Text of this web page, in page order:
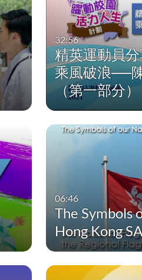
32:56
精英運動員
乘風破浪──
（第一部分）
06:46
The Symbols
Hong Kong